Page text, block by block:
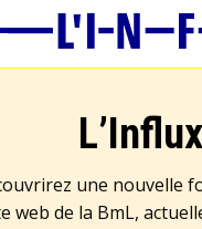
une nouvelle
web de la BmL,